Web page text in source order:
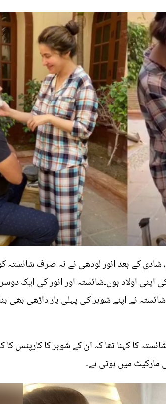
کے بعد انور لودھی نے نہ صرف شائستہ
اولاد ہوں۔شائستہ اور انور کی ایک
کہ وہ لمحات یادگار بن جاتے ہیں، 2020 میں شائستہ نے اپنے شوہر کی
کا کہنا تھا کہ ان کے شوہر کا کارپٹس کا
مارکیٹ میں ہوتی ہے۔